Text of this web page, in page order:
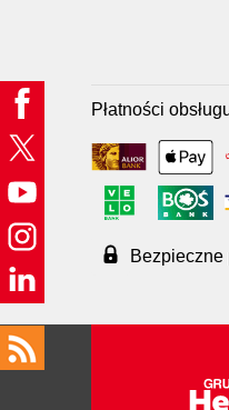
Płatności
Bezpieczne